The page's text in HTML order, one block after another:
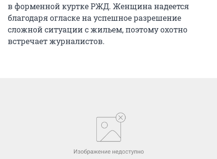
в форменной куртке РЖД. Женщина надеется
благодаря огласке на успешное разрешение
сложной ситуации с жильем, поэтому охотно
встречает журналистов.